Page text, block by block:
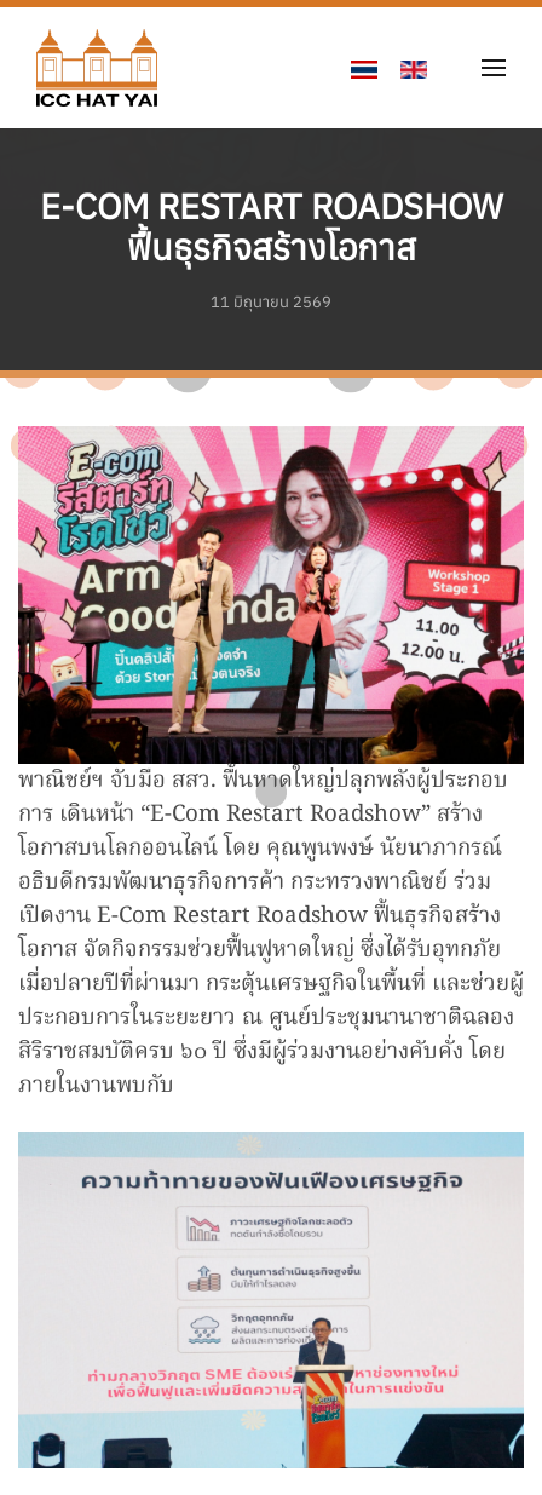
Skip to main content
E-COM RESTART ROADSHOW
ฟื้นธุรกิจสร้างโอกาส
11 มิถุนายน 2569
พาณิชย์ฯ จับมือ สสว. ฟื้นหาดใหญ่ปลุกพลังผู้ประกอบ
การ เดินหน้า “E-Com Restart Roadshow” สร้าง
โอกาสบนโลกออนไลน์ โดย คุณพูนพงษ์ นัยนาภากรณ์
อธิบดีกรมพัฒนาธุรกิจการค้า กระทรวงพาณิชย์ ร่วม
เปิดงาน E-Com Restart Roadshow ฟื้นธุรกิจสร้าง
โอกาส จัดกิจกรรมช่วยฟื้นฟูหาดใหญ่ ซึ่งได้รับอุทกภัย
เมื่อปลายปีที่ผ่านมา กระตุ้นเศรษฐกิจในพื้นที่ และช่วยผู้
ประกอบการในระยะยาว ณ ศูนย์ประชุมนานาชาติฉลอง
สิริราชสมบัติครบ ๖๐ ปี ซึ่งมีผู้ร่วมงานอย่างคับคั่ง โดย
ภายในงานพบกับ